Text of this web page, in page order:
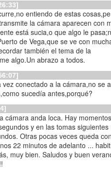
entiendo de estas
la cámara aparecen con
está sucia,o que algo le
de Vega,que se ve con
también el tema de la
algo.Un abrazo a todos.
conectado a la cámara,no se
sucedía antes,porqué?
cámara anda loca. Hay
y en las tomas siguientes
Otras pocas veces queda
22 minutos de adelanto ...